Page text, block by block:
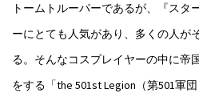
トームトルーパーであるが、『スタ
ーにとても人気があり、多くの人が
る。そんなコスプレイヤーの中に帝
をする「the 501st Legion（第501軍